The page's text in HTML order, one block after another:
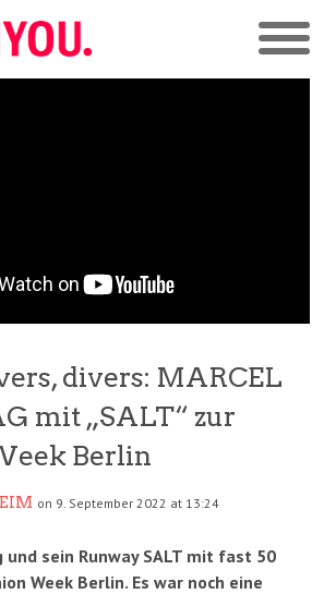
divers: MARCEL
mit „SALT“ zur
Berlin
on 9. September 2022 at 13:24
sein Runway SALT mit fast 50
Week Berlin. Es war noch eine